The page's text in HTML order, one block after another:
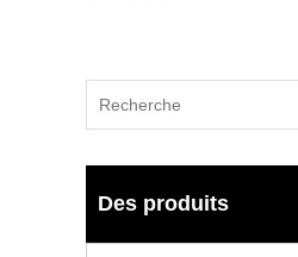
Des produits